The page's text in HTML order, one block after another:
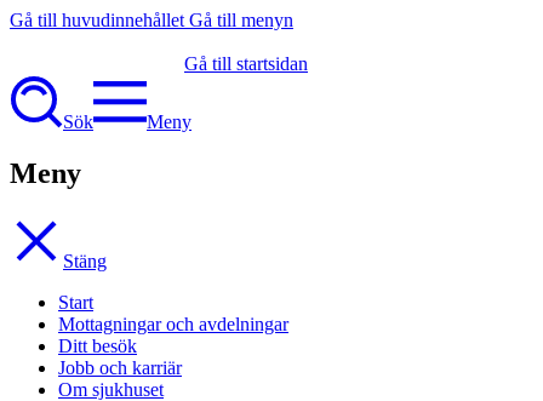
Gå till huvudinnehållet Gå till menyn
Gå till startsidan
Sök Meny
Meny
Stäng
Start
Mottagningar och avdelningar
Ditt besök
Jobb och karriär
Om sjukhuset